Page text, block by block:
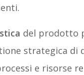
del prodotto
strategica di
e risorse